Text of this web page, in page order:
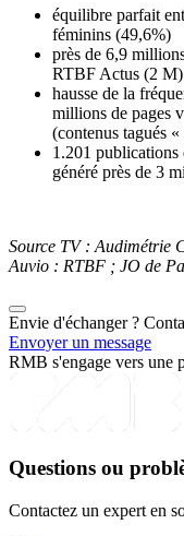
équilibre parfait
féminins (49,6%)
près de 6,9
RTBF Actus (2
hausse de la
millions de pages
(contenus tagués
1.201 publications
généré près de 3
Source TV : Audimétrie
Auvio : RTBF ; JO de
Envie d'échanger ?
Envoyer un message
RMB s'engage vers une
Questions ou
Contactez un expert en